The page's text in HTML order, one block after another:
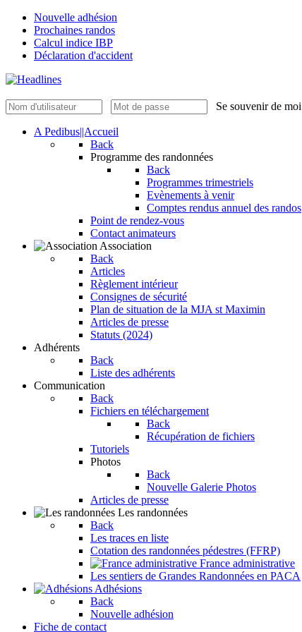
Nouvelle adhésion
Prochaines randos
Calcul indice IBP
Déclaration d'accident
Se souvenir de moi
A Pedibus||Accueil
Back
Programme des randonnées
Back
Programmes trimestriels
Evènements à venir
Comptes rendus annuel des randos
Point de rendez-vous
Contact animateurs
Association
Back
Articles
Règlement intérieur
Consignes de sécurité
Plan de situation de la MJA st Maximin
Articles de presse
Statuts (2024)
Adhérents
Back
Liste des adhérents
Communication
Back
Fichiers en téléchargement
Back
Récupération de fichiers
Tutoriels
Photos
Back
Nouvelle Galerie Photos
Articles de presse
Les randonnées
Back
Les traces en liste
Cotation des randonnées pédestres (FFRP)
France administrative
Les sentiers de Grandes Randonnées en PACA
Adhésions
Back
Nouvelle adhésion
Fiche de contact